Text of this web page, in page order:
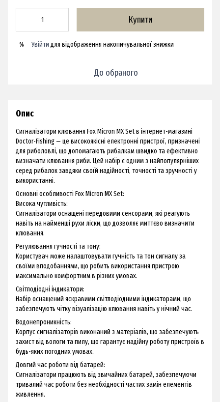
Купити
% Увійти для відображення накопичувальної знижки
До обраного
Опис
Сигналізатори клювання Fox Micron MX Set в інтернет-магазині
Doctor-Fishing — це високоякісні електронні пристрої, призначені
для риболовлі, що допомагають рибалкам швидко та ефективно
визначати клювання риби. Цей набір є одним з найпопулярніших
серед рибалок завдяки своїй надійності, точності та зручності у
використанні.
Основні особливості Fox Micron MX Set:
Висока чутливість:
Сигналізатори оснащені передовими сенсорами, які реагують
навіть на найменші рухи ліски, що дозволяє миттєво визначити
клювання.
Регулювання гучності та тону:
Користувач може налаштовувати гучність та тон сигналу за
своїми вподобаннями, що робить використання пристрою
максимально комфортним в різних умовах.
Світлодіодні індикатори:
Набір оснащений яскравими світлодіодними індикаторами, що
забезпечують чітку візуалізацію клювання навіть у нічний час.
Водонепроникність:
Корпус сигналізаторів виконаний з матеріалів, що забезпечують
захист від вологи та пилу, що гарантує надійну роботу пристроїв в
будь-яких погодних умовах.
Довгий час роботи від батарей:
Сигналізатори працюють від звичайних батарей, забезпечуючи
тривалий час роботи без необхідності частих замін елементів
живлення.